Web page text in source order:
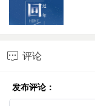
 评论
发布评论：